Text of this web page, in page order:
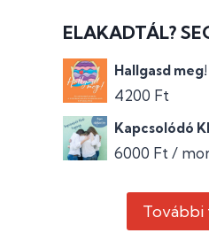
ELAKADTÁL?
Hallgasd
4200 Ft
Kapcsolódó
6000 Ft /